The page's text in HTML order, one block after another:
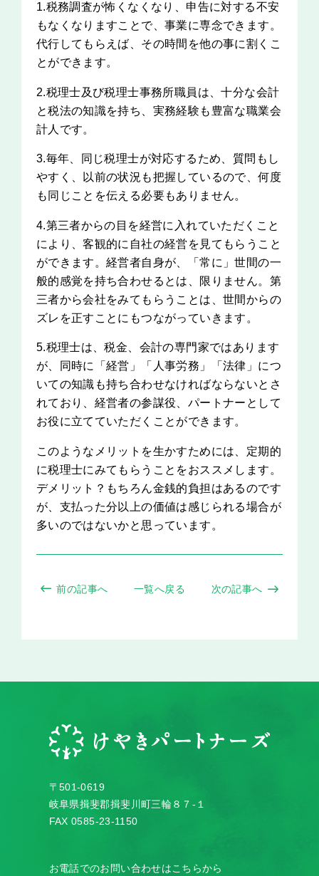
1.税務調査が怖くなくなり、申告に対する不安
もなくなりますことで、事業に専念できます。
代行してもらえば、その時間を他の事に割くこ
とができます。
2.税理士及び税理士事務所職員は、十分な会計
と税法の知識を持ち、実務経験も豊富な職業会
計人です。
3.毎年、同じ税理士が対応するため、質問もし
やすく、以前の状況も把握しているので、何度
も同じことを伝える必要もありません。
4.第三者からの目を経営に入れていただくこと
により、客観的に自社の経営を見てもらうこと
ができます。経営者自身が、「常に」世間の一
般的感覚を持ち合わせるとは、限りません。第
三者から会社をみてもらうことは、世間からの
ズレを正すことにもつながっていきます。
5.税理士は、税金、会計の専門家ではあります
が、同時に「経営」「人事労務」「法律」につ
いての知識も持ち合わせなければならないとさ
れており、経営者の参謀役、パートナーとして
お役に立てていただくことができます。
このようなメリットを生かすためには、定期的
に税理士にみてもらうことをおススメします。
デメリット？もちろん金銭的負担はあるのです
が、支払った分以上の価値は感じられる場合が
多いのではないかと思っています。
前の記事へ 一覧へ戻る 次の記事へ
〒501-0619
岐阜県揖斐郡揖斐川町三輪８７-１
FAX 0585-23-1150
お電話でのお問い合わせはこちらから